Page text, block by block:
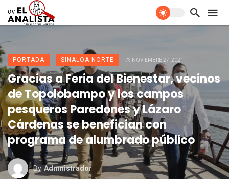
PORTADA SINALOA NORTE NOVIEMBRE 27, 2021
Gracias a Feria del Bienestar, vecinos
de Topolobampo y los campos
pesqueros Paredones y Lázaro
Cárdenas se benefician con
programa de alumbrado público
By Admnistrador